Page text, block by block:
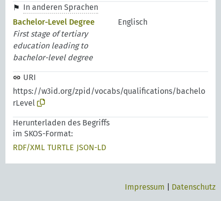
In anderen Sprachen
Bachelor-Level Degree
Englisch
First stage of tertiary
education leading to
bachelor-level degree
URI
https://w3id.org/zpid/vocabs/qualifications/bachelo
rLevel
Herunterladen des Begriffs
im SKOS-Format:
RDF/XML TURTLE JSON-LD
Impressum Datenschutz